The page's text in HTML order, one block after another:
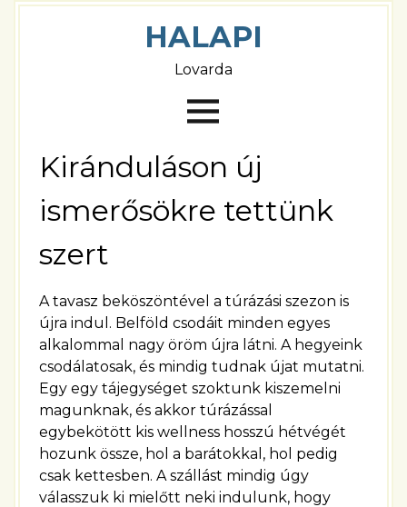
HALAPI
Lovarda
Kiránduláson új
ismerősökre tettünk
szert
A tavasz beköszöntével a túrázási szezon is
újra indul. Belföld csodáit minden egyes
alkalommal nagy öröm újra látni. A hegyeink
csodálatosak, és mindig tudnak újat mutatni.
Egy egy tájegységet szoktunk kiszemelni
magunknak, és akkor túrázással
egybekötött kis wellness hosszú hétvégét
hozunk össze, hol a barátokkal, hol pedig
csak kettesben. A szállást mindig úgy
válasszuk ki mielőtt neki indulunk, hogy